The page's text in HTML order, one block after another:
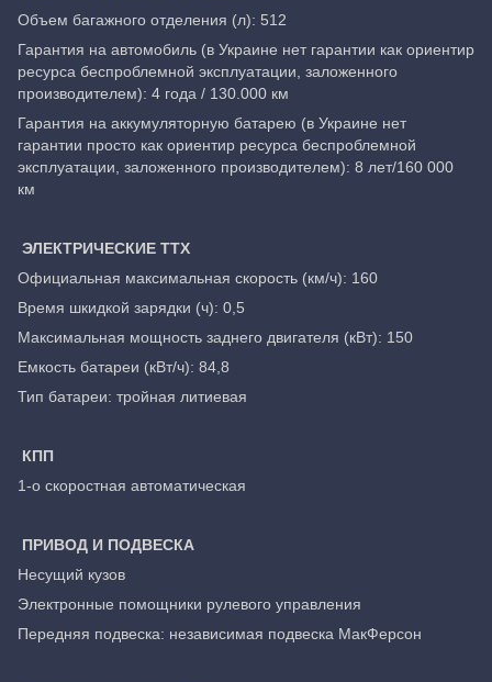
Объем багажного отделения (л): 512
Гарантия на автомобиль (в Украине нет гарантии как ориентир
ресурса беспроблемной эксплуатации, заложенного
производителем): 4 года / 130.000 км
Гарантия на аккумуляторную батарею (в Украине нет
гарантии просто как ориентир ресурса беспроблемной
эксплуатации, заложенного производителем): 8 лет/160 000
км
ЭЛЕКТРИЧЕСКИЕ ТТХ
Официальная максимальная скорость (км/ч): 160
Время шкидкой зарядки (ч): 0,5
Максимальная мощность заднего двигателя (кВт): 150
Емкость батареи (кВт/ч): 84,8
Тип батареи: тройная литиевая
КПП
1-о скоростная автоматическая
ПРИВОД И ПОДВЕСКА
Несущий кузов
Электронные помощники рулевого управления
Передняя подвеска: независимая подвеска МакФерсон